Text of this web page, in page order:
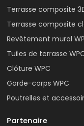
Terrasse composite
Terrasse composite
Revêtement mural
Tuiles de terrasse
Clôture WPC
Garde-corps WPC
Poutrelles et
Partenaire